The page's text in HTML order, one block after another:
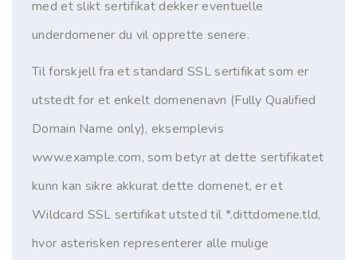
med et slikt sertifikat dekker eventuelle
underdomener du vil opprette senere.
Til forskjell fra et standard SSL sertifikat som er
utstedt for et enkelt domenenavn (Fully Qualified
Domain Name only), eksemplevis
www.example.com, som betyr at dette sertifikatet
kunn kan sikre akkurat dette domenet, er et
Wildcard SSL sertifikat utsted til *.dittdomene.tld,
hvor asterisken representerer alle mulige